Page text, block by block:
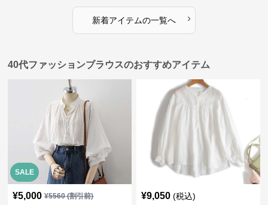
新着アイテムの一覧へ ›
40代ファッションブラウスのおすすめアイテム
SALE
¥5,000 ¥5560(割引前) ¥9,050 (税込)